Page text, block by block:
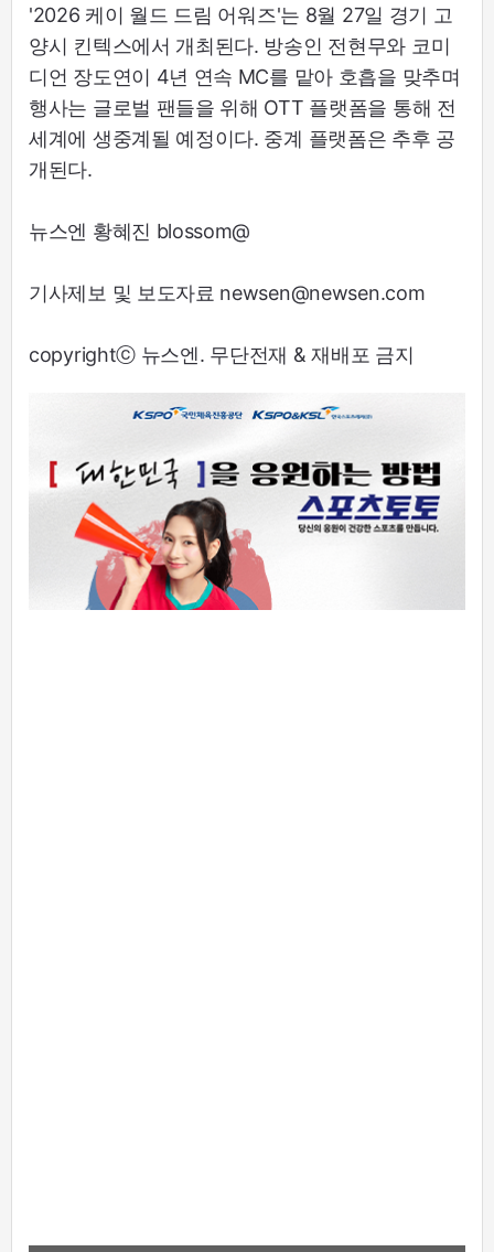
'2026 케이 월드 드림 어워즈'는 8월 27일 경기 고
양시 킨텍스에서 개최된다. 방송인 전현무와 코미
디언 장도연이 4년 연속 MC를 맡아 호흡을 맞추며
행사는 글로벌 팬들을 위해 OTT 플랫폼을 통해 전
세계에 생중계될 예정이다. 중계 플랫폼은 추후 공
개된다.
뉴스엔 황혜진 blossom@
기사제보 및 보도자료 newsen@newsen.com
copyrightⓒ 뉴스엔. 무단전재 & 재배포 금지